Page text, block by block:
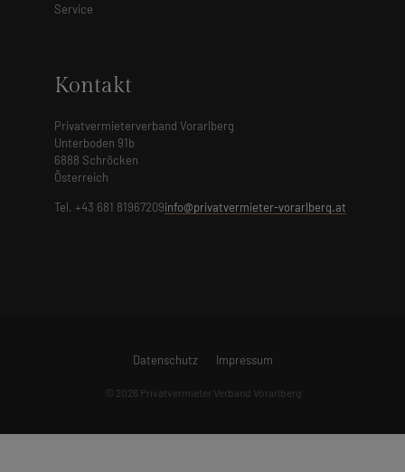
Service
Kontakt
Privatvermieterverband Vorarlberg
Unterboden 91b
6888 Schröcken
Österreich
Tel. +43 681 81967209info@privatvermieter-vorarlberg.at
Datenschutz Impressum
© 2026 Privatvermieter Verband Vorarlberg